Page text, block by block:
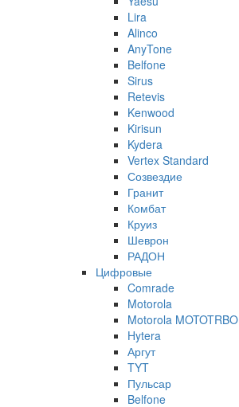
Lira
Alinco
AnyTone
Belfone
Sirus
Retevis
Kenwood
Kirisun
Kydera
Vertex Standard
Созвездие
Гранит
Комбат
Круиз
Шеврон
РАДОН
Цифровые
Comrade
Motorola
Motorola MOTOTRBO
Hytera
Аргут
TYT
Пульсар
Belfone